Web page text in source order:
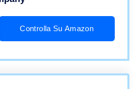
Controlla Su Amazon